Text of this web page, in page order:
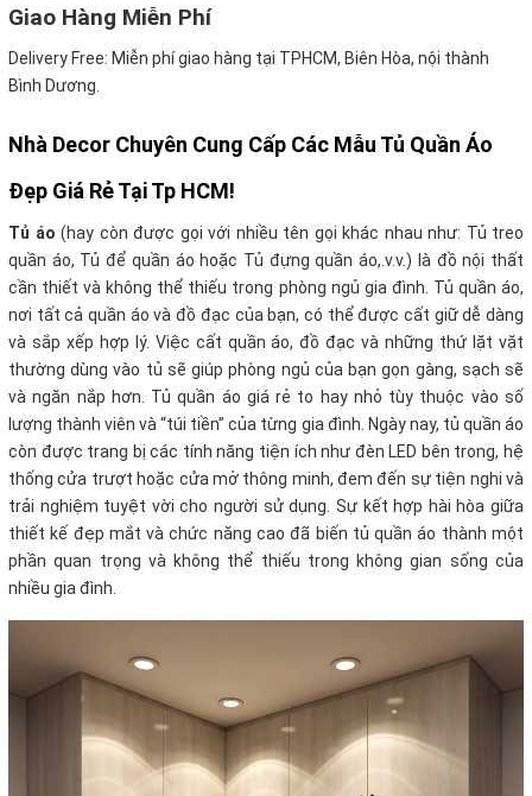
Giao Hàng Miễn Phí
Delivery Free: Miễn phí giao hàng tại TPHCM, Biên Hòa, nội thành
Bình Dương.
Nhà Decor Chuyên Cung Cấp Các Mẫu Tủ Quần Áo
Đẹp Giá Rẻ Tại Tp HCM!
Tủ áo (hay còn được gọi với nhiều tên gọi khác nhau như: Tủ treo
quần áo, Tủ để quần áo hoặc Tủ đựng quần áo,.v.v.) là đồ nội thất
cần thiết và không thể thiếu trong phòng ngủ gia đình. Tủ quần áo,
nơi tất cả quần áo và đồ đạc của bạn, có thể được cất giữ dễ dàng
và sắp xếp hợp lý. Việc cất quần áo, đồ đạc và những thứ lặt vặt
thường dùng vào tủ sẽ giúp phòng ngủ của bạn gọn gàng, sạch sẽ
và ngăn nắp hơn. Tủ quần áo giá rẻ to hay nhỏ tùy thuộc vào số
lượng thành viên và “túi tiền” của từng gia đình. Ngày nay, tủ quần áo
còn được trang bị các tính năng tiện ích như đèn LED bên trong, hệ
thống cửa trượt hoặc cửa mở thông minh, đem đến sự tiện nghi và
trải nghiệm tuyệt vời cho người sử dụng. Sự kết hợp hài hòa giữa
thiết kế đẹp mắt và chức năng cao đã biến tủ quần áo thành một
phần quan trọng và không thể thiếu trong không gian sống của
nhiều gia đình.